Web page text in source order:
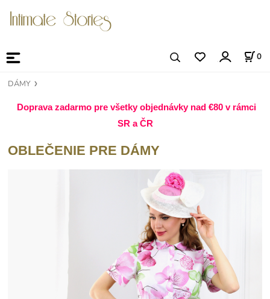
0
DÁMY
Doprava zadarmo pre všetky objednávky nad €80 v rámci
SR a ČR
OBLEČENIE PRE DÁMY